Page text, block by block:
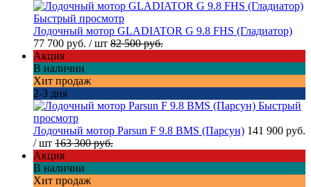
Быстрый просмотр
Лодочный мотор GLADIATOR G 9.8 FHS (Гладиатор)
77 700 руб. / шт 82 500 руб.
Акция
В наличии
Хит продаж
2-3 дня
Быстрый
просмотр
Лодочный мотор Parsun F 9.8 BMS (Парсун) 141 900 руб.
/ шт 163 300 руб.
Акция
В наличии
Хит продаж